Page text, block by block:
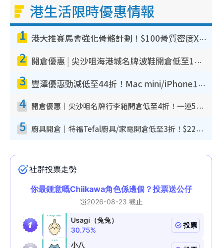
港生活限時優惠情報
1 港大推賽馬會強化骨骼計劃！$100骨質密度X光檢查 完成免費運動訓練送超市禮券！附參加資格
2 開倉優惠 | 尖沙咀海港城名牌波鞋開倉低至1折！On鞋$899起／Joy&Peace鞋履$98起
3 豐澤優惠勁減低至44折！Mac mini/iPhone17Pro大減價！廚房家電$220起
4 開倉優惠｜尖沙咀名牌行李箱開倉低至4折！一連5日 American Tourister/ace./Hallmark $200起！
5 廚具開倉｜特福Tefal廚具/家電開倉低至3折！$220起買平底鍋/炒鑊/湯煲！電飯煲/吸塵機/燙斗$418起